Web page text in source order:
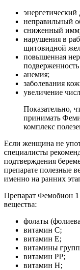
неправильный
сниженный
нарушения в
щитовидной
повышенная
подверженность
анемия;
заболевания
увеличение
Показательно,
принимать
комплекс
Если женщина не
специалисты
подтверждения
препарате полезные
именно на ранних
Препарат Фемобион
вещества:
фолаты
витамин С;
витамин Е;
витамины
витамин PP;
витамин Н;